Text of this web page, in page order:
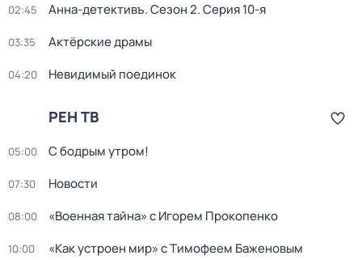
02:45 Анна-детективъ. Сезон 2. Серия 10-я
03:35 Актёрские драмы
04:20 Невидимый поединок
РЕН ТВ
05:00 С бодрым утром!
07:30 Новости
08:00 «Военная тайна» с Игорем Прокопенко
10:00 «Как устроен мир» с Тимофеем Баженовым